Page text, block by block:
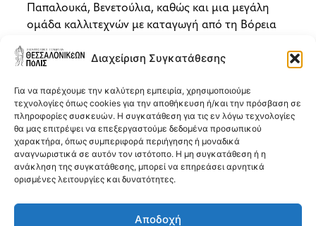
Διαχείριση Συγκατάθεσης
Για να παρέχουμε την καλύτερη εμπειρία, χρησιμοποιούμε
τεχνολογίες όπως cookies για την αποθήκευση ή/και την πρόσβαση σε
πληροφορίες συσκευών. Η συγκατάθεση για τις εν λόγω τεχνολογίες
θα μας επιτρέψει να επεξεργαστούμε δεδομένα προσωπικού
χαρακτήρα, όπως συμπεριφορά περιήγησης ή μοναδικά
αναγνωριστικά σε αυτόν τον ιστότοπο. Η μη συγκατάθεση ή η
ανάκληση της συγκατάθεσης, μπορεί να επηρεάσει αρνητικά
ορισμένες λειτουργίες και δυνατότητες.
Αποδοχή
Παπαλουκά, Βενετούλια, καθώς και μια μεγάλη
ομάδα καλλιτεχνών με καταγωγή από τη Βόρεια